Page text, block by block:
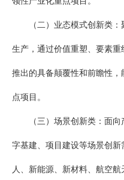
（二）业态模式创新类
生产，通过价值重塑、要素重
推出的具备颠覆性和前瞻性
点项目。
（三）场景创新类：面
字基建、项目建设等场景创
人、新能源、新材料、航空